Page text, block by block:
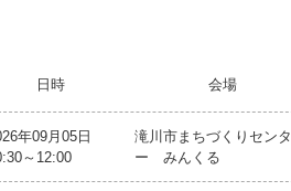
日時 会場
年09月05日
～12:00
滝川市まちづくりセンタ
ー みんくる